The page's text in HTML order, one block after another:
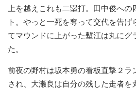
上を越えこれも二塁打。田中俊へ
ト。やっと一死を奪って交代を告
てマウンドに上がった塹江は丸にグ
た。
前夜の野村は坂本勇の看板直撃２ラ
され、大瀬良は自分の残した走者を